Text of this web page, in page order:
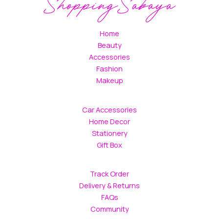
Home
Beauty
Accessories
Fashion
Makeup
Car Accessories
Home Decor
Stationery
Gift Box
Track Order
Delivery & Returns
FAQs
Community